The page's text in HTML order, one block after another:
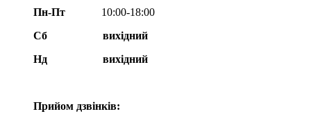
Пн-Пт
10:00-18:00
Сб
вихідний
Нд
вихідний
Прийом дзвінків: